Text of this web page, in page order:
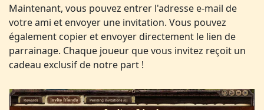
Maintenant, vous pouvez entrer l'adresse e-mail de
votre ami et envoyer une invitation. Vous pouvez
également copier et envoyer directement le lien de
parrainage. Chaque joueur que vous invitez reçoit un
cadeau exclusif de notre part !